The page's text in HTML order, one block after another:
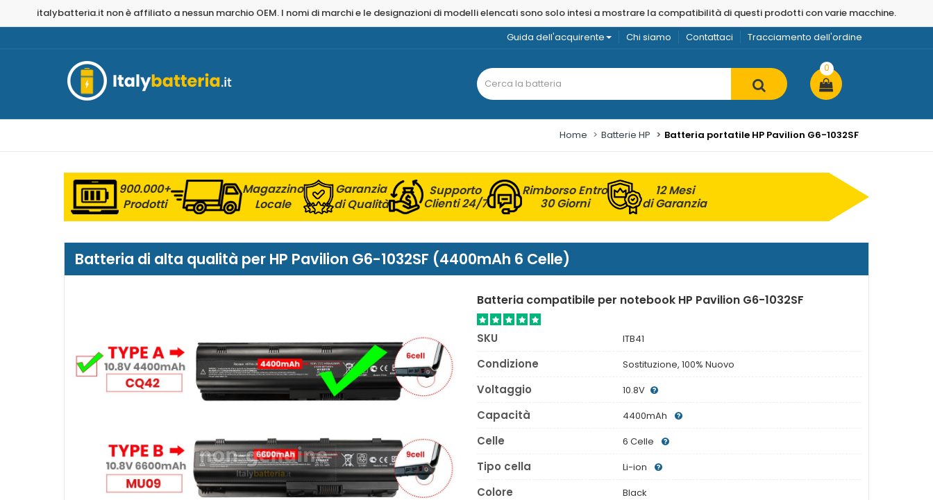
italybatteria.it non è affiliato a nessun marchio OEM. I nomi di marchi e le designazioni di modelli elencati sono solo intesi a mostrare la compatibilità di questi prodotti con varie macchine.
Tracciamento dell'ordine
Contattaci
Chi siamo
Guida dell'acquirente
0
Home Batterie HP Batteria portatile HP Pavilion G6-1032SF
900.000+
Prodotti
Magazzino
Locale
Garanzia
di Qualità
Supporto
Clienti 24/7
Rimborso Entro
30 Giorni
12 Mesi
di Garanzia
Batteria di alta qualità per HP Pavilion G6-1032SF (4400mAh 6 Celle)
Batteria compatibile per notebook HP Pavilion G6-1032SF
SKU ITB41
Condizione Sostituzione, 100% Nuovo
Voltaggio 10.8V
Capacità 4400mAh
Celle 6 Celle
Tipo cella Li-ion
Colore Black